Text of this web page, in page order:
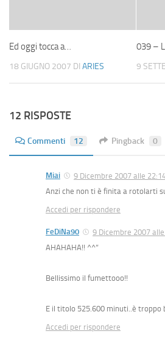
Ed oggi tocca a…
18 GIUGNO 2007 DI ARIES
039 –
9
12 RISPOSTE
Commenti 12 Pingback 0
Miai
9 Dicembre 2007 alle
Anzi che non ti è finita a rotolarti
Accedi per rispondere
FeDiNa90
9 Dicembre 2007
AHAHAHA!! ^^”
Bellissimo il fumettooo!!
E il titolo 525.600 minuti..è troppo
Accedi per rispondere